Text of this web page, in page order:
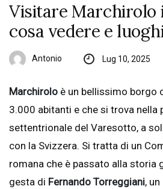
Visitare Marchirolo
cosa vedere e
Antonio Lug 10, 2025
Marchirolo è un bellissimo borgo
3.000 abitanti e che si trova nella
settentrionale del Varesotto, a
con la Svizzera. Si tratta di un
romana che è passato alla storia
gesta di Fernando Torreggiani,